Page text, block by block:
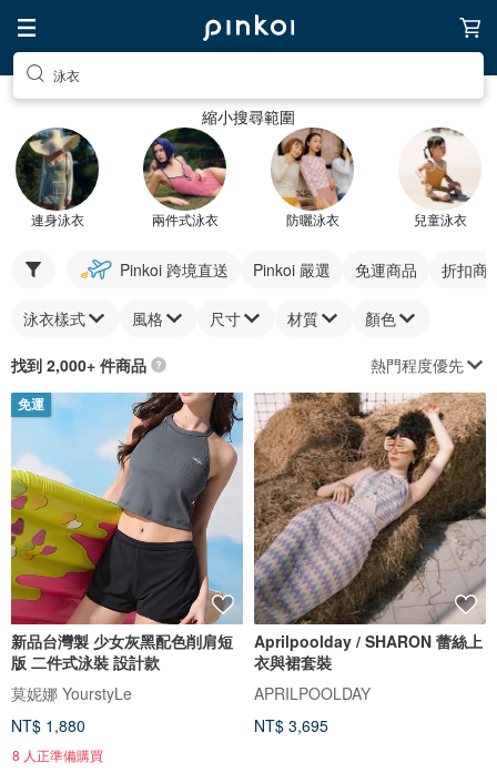
泳衣
縮小搜尋範圍
連身泳衣 兩件式泳衣 防曬泳衣 兒童泳衣
Pinkoi 跨境直送 Pinkoi 嚴選 免運商品 折扣商
泳衣樣式 風格 尺寸 材質 顏色
找到 2,000+ 件商品 熱門程度優先
免運
新品台灣製 少女灰黑配色削肩短
版 二件式泳裝 設計款
莫妮娜 YourstyLe
NT$ 1,880
8 人正準備購買
Aprilpoolday / SHARON 蕾絲上
衣與裙套裝
APRILPOOLDAY
NT$ 3,695